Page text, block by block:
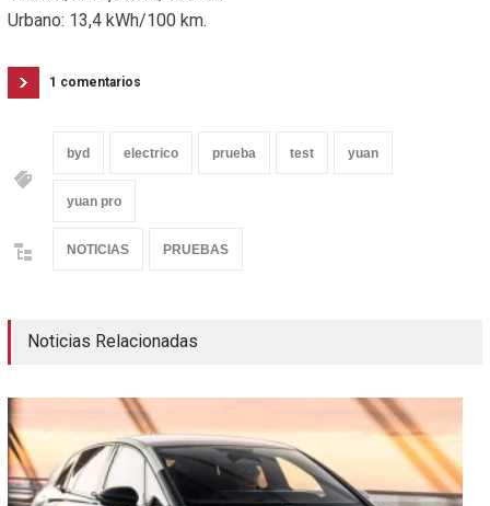
Urbano: 13,4 kWh/100 km.
1 comentarios
byd electrico prueba test yuan
yuan pro
NOTICIAS PRUEBAS
Noticias Relacionadas